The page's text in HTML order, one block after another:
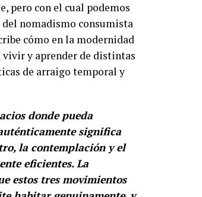
pero con el cual podemos
nomadismo consumista
cómo en la modernidad
vivir y aprender de distintas
de arraigo temporal y
donde pueda
significa
la contemplación y el
eficientes. La
estos tres movimientos